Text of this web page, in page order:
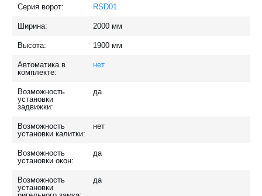
Серия ворот: RSD01
Ширина: 2000 мм
Высота: 1900 мм
Автоматика в
комплекте:
нет
Возможность
установки
задвижки:
да
Возможность
установки калитки:
нет
Возможность
установки окон:
да
Возможность
установки
да